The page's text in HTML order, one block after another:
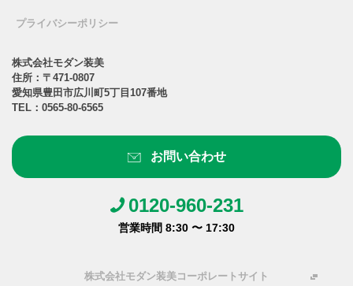
プライバシーポリシー
株式会社モダン装美
住所：〒471-0807
愛知県豊田市広川町5丁目107番地
TEL： 0565-80-6565
お問い合わせ
0120-960-231
営業時間 8:30 〜 17:30
株式会社モダン装美コーポレートサイト